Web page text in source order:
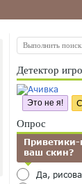
Детектор
Это не я!
Опрос
Приветики-
ваш скин?
Да,